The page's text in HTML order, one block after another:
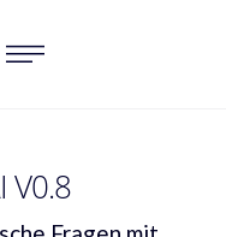
V0.8